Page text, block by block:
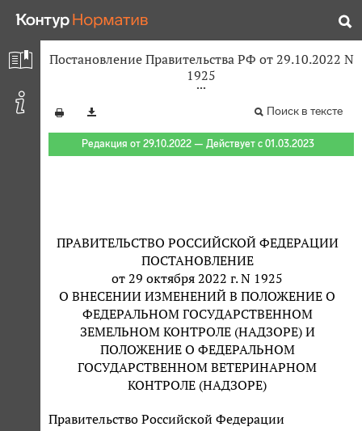
Постановление Правительства РФ от 29.10.2022 N
1925
Поиск в тексте
Редакция от 29.10.2022 — Действует с 01.03.2023
ПРАВИТЕЛЬСТВО РОССИЙСКОЙ ФЕДЕРАЦИИ
ПОСТАНОВЛЕНИЕ
от 29 октября 2022 г. N 1925
О ВНЕСЕНИИ ИЗМЕНЕНИЙ В ПОЛОЖЕНИЕ О
ФЕДЕРАЛЬНОМ ГОСУДАРСТВЕННОМ
ЗЕМЕЛЬНОМ КОНТРОЛЕ (НАДЗОРЕ) И
ПОЛОЖЕНИЕ О ФЕДЕРАЛЬНОМ
ГОСУДАРСТВЕННОМ ВЕТЕРИНАРНОМ
КОНТРОЛЕ (НАДЗОРЕ)
Правительство Российской Федерации